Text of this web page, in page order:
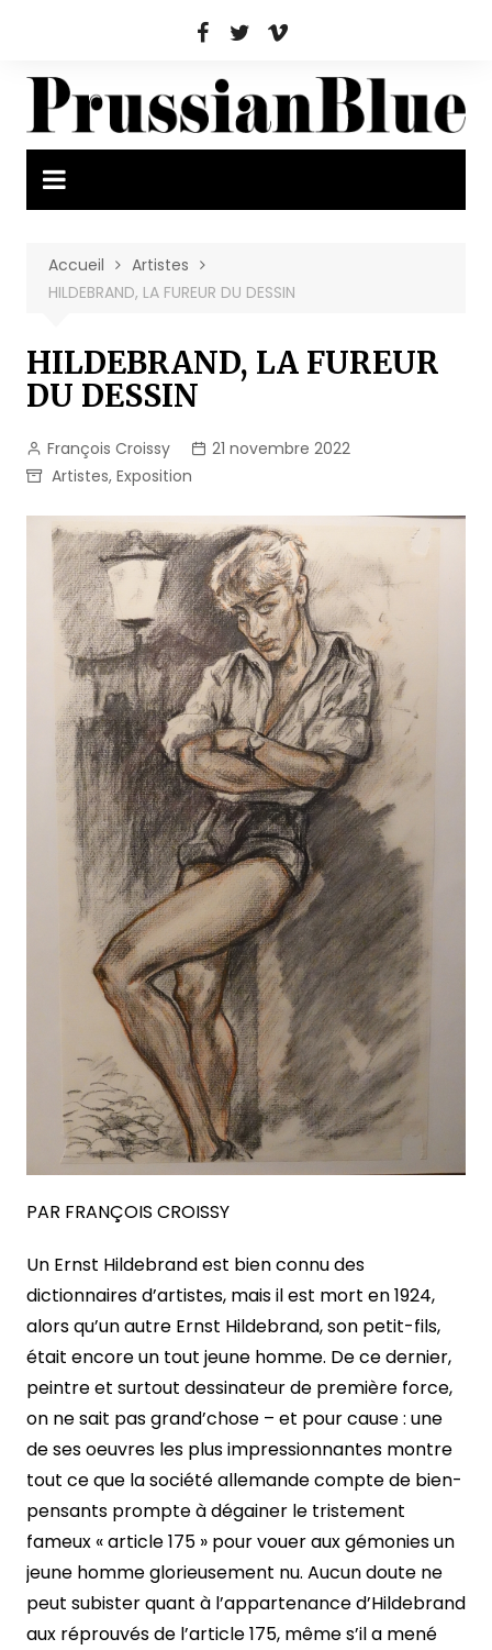
Accueil
Artistes
HILDEBRAND, LA FUREUR DU DESSIN
HILDEBRAND, LA FUREUR
DU DESSIN
François Croissy
21 novembre 2022
Artistes, Exposition
PAR FRANÇOIS CROISSY
Un Ernst Hildebrand est bien connu des
dictionnaires d’artistes, mais il est mort en 1924,
alors qu’un autre Ernst Hildebrand, son petit-fils,
était encore un tout jeune homme. De ce dernier,
peintre et surtout dessinateur de première force,
on ne sait pas grand’chose – et pour cause : une
de ses oeuvres les plus impressionnantes montre
tout ce que la société allemande compte de bien-
pensants prompte à dégainer le tristement
fameux « article 175 » pour vouer aux gémonies un
jeune homme glorieusement nu. Aucun doute ne
peut subister quant à l’appartenance d’Hildebrand
aux réprouvés de l’article 175, même s’il a mené